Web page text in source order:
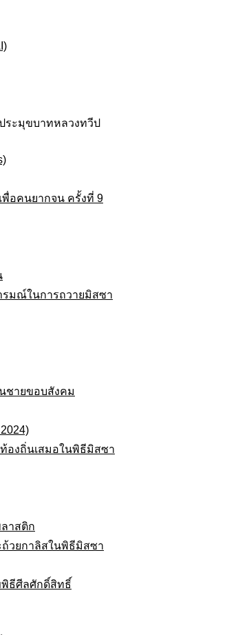
ระมุขบาทหลวงทวีป
พื่อคนยากจน ครั้งที่ 9
รมณ์ในการถวายมิสซา
ชายขอบสังคม
องถิ่นเสมอในพิธีมิสซา
าสติก
วยกาลิสในพิธีมิสซา
พิธีศีลศักดิ์สิทธิ์